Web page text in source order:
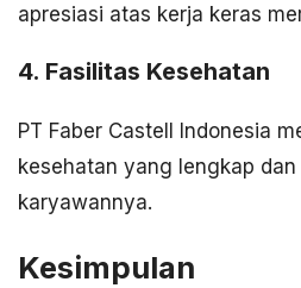
apresiasi atas kerja keras
4. Fasilitas Kesehatan
PT Faber Castell Indonesia
kesehatan yang lengkap
karyawannya.
Kesimpulan